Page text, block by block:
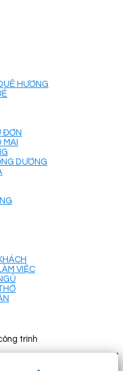
HƯƠNG
ĐƠN
DƯƠNG
VIỆC
trình